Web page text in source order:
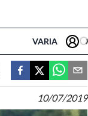
VARIA
10/07/2019